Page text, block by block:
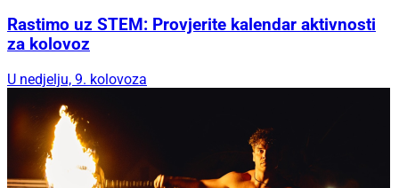
Rastimo uz STEM: Provjerite kalendar aktivnosti
za kolovoz
U nedjelju, 9. kolovoza